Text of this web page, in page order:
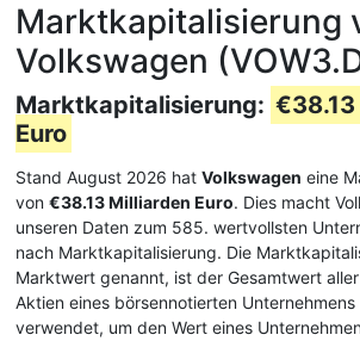
Marktkapitalisierung
Volkswagen
Marktkapitalisierung:
Euro
Stand August 2026 hat Volkswagen eine
von €38.13 Milliarden Euro. Dies macht
unseren Daten zum 585. wertvollsten
nach Marktkapitalisierung. Die
Marktwert genannt, ist der Gesamtwert
Aktien eines börsennotierten
verwendet, um den Wert eines